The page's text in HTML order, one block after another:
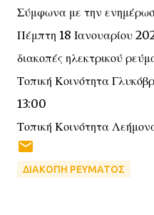
Σύμφωνα με την
Πέμπτη 18 Ιανουαρίου
διακοπές ηλεκτρικού
Τοπική Κοινότητα
13:00
Τοπική Κοινότητα
ΔΙΑΚΟΠΗ ΡΕΥΜΑΤΟΣ